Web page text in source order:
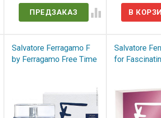
ПРЕДЗАКАЗ
Salvatore Ferragamo F
by Ferragamo Free Time​
Salvatore
for